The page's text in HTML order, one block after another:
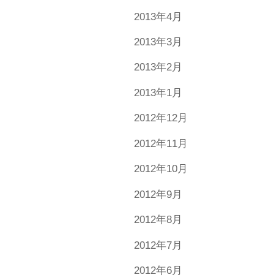
2013年4月
2013年3月
2013年2月
2013年1月
2012年12月
2012年11月
2012年10月
2012年9月
2012年8月
2012年7月
2012年6月